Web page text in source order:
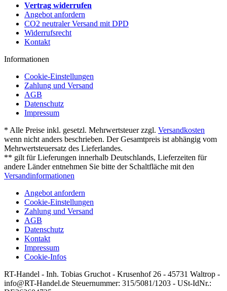
Vertrag widerrufen
Angebot anfordern
CO2 neutraler Versand mit DPD
Widerrufsrecht
Kontakt
Informationen
Cookie-Einstellungen
Zahlung und Versand
AGB
Datenschutz
Impressum
* Alle Preise inkl. gesetzl. Mehrwertsteuer zzgl. Versandkosten
wenn nicht anders beschrieben. Der Gesamtpreis ist abhängig vom
Mehrwertsteuersatz des Lieferlandes.
** gilt für Lieferungen innerhalb Deutschlands, Lieferzeiten für
andere Länder entnehmen Sie bitte der Schaltfläche mit den
Versandinformationen
Angebot anfordern
Cookie-Einstellungen
Zahlung und Versand
AGB
Datenschutz
Kontakt
Impressum
Cookie-Infos
RT-Handel - Inh. Tobias Gruchot - Krusenhof 26 - 45731 Waltrop -
info@RT-Handel.de Steuernummer: 315/5081/1203 - USt-IdNr.: